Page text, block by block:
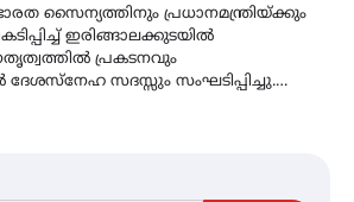
സൈന്യത്തിനും പ്രധാനമന്ത്രിയ്ക്കും
ഇരിങ്ങാലക്കുടയിൽ
പ്രകടനവും
സദസ്സും സംഘടിപ്പിച്ചു.…